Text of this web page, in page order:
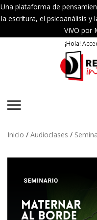
Una plataforma de
la escritura, el psicoanálisis
VIVO por
¡Hola!
Inicio / Audioclases /